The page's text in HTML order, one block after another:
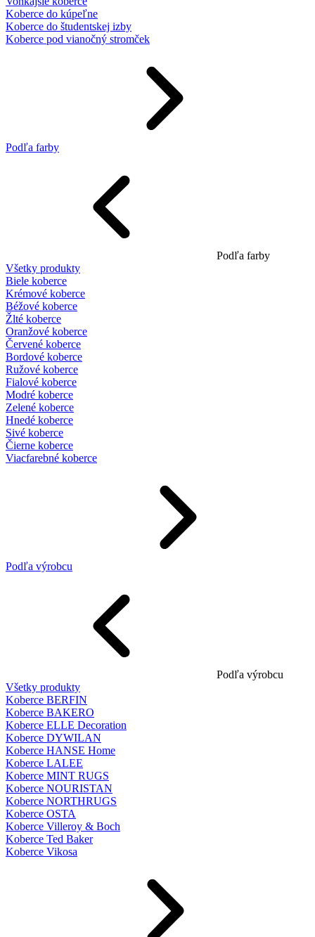
Koberce do kúpeľne
Koberce do študentskej izby
Koberce pod vianočný stromček
Podľa farby
Podľa farby
Všetky produkty
Biele koberce
Krémové koberce
Béžové koberce
Žlté koberce
Oranžové koberce
Červené koberce
Bordové koberce
Ružové koberce
Fialové koberce
Modré koberce
Zelené koberce
Hnedé koberce
Sivé koberce
Čierne koberce
Viacfarebné koberce
Podľa výrobcu
Podľa výrobcu
Všetky produkty
Koberce BERFIN
Koberce BAKERO
Koberce ELLE Decoration
Koberce DYWILAN
Koberce HANSE Home
Koberce LALEE
Koberce MINT RUGS
Koberce NOURISTAN
Koberce NORTHRUGS
Koberce OSTA
Koberce Villeroy & Boch
Koberce Ted Baker
Koberce Vikosa